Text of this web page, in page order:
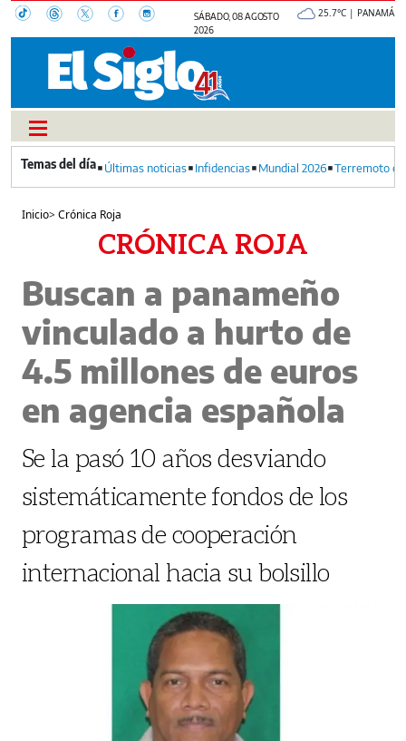
SÁBADO, 08 AGOSTO
2026
25.7°C | PANAMÁ
Últimas noticias Infidencias Mundial 2026 Terremoto
Inicio>Crónica Roja
CRÓNICA ROJA
Buscan a panameño
vinculado a hurto de
4.5 millones de euros
en agencia española
Se la pasó 10 años desviando
sistemáticamente fondos de los
programas de cooperación
internacional hacia su bolsillo